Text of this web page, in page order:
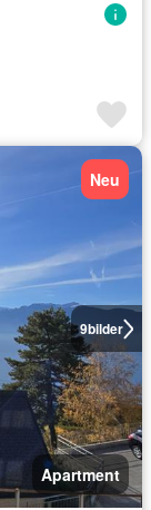
9bilder
Neu
Apartment